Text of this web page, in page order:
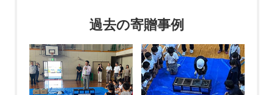
過去の寄贈事例